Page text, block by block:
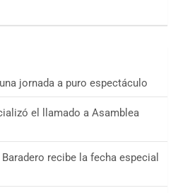
jornada a puro espectáculo
el llamado a Asamblea
Baradero recibe la fecha especial